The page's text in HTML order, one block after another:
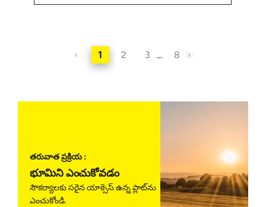
1 2 3 ... 8
తరువాత ప్రక్రియ :
భూమిని ఎంచుకోవడం
సౌకర్యాలకు సరైన యాక్సెస్ ఉన్న ప్లాట్‌ను
ఎంచుకోండి.